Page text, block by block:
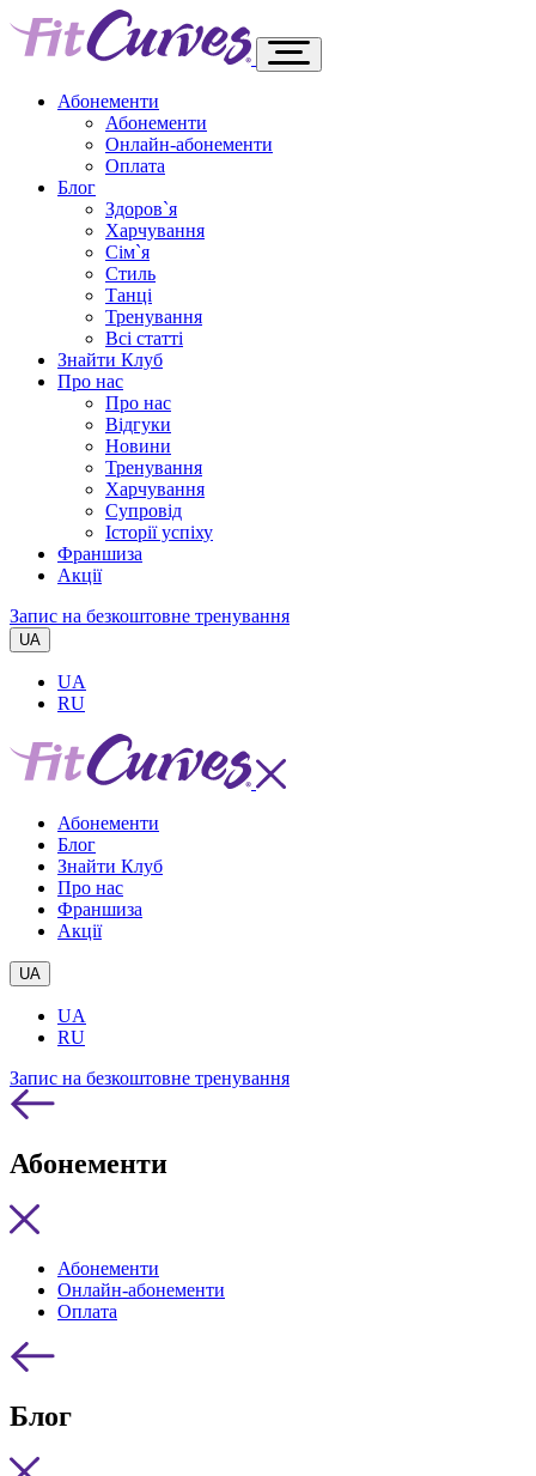
Абонементи
Абонементи
Онлайн-абонементи
Оплата
Блог
Здоров`я
Харчування
Сім`я
Стиль
Танці
Тренування
Всі статті
Знайти Клуб
Про нас
Про нас
Відгуки
Новини
Тренування
Харчування
Супровід
Історії успіху
Франшиза
Акції
Запис на безкоштовне тренування
UA
UA
RU
Абонементи
Блог
Знайти Клуб
Про нас
Франшиза
Акції
UA
UA
RU
Запис на безкоштовне тренування
Абонементи
Абонементи
Онлайн-абонементи
Оплата
Блог